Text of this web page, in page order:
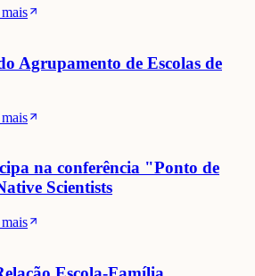
Agrupamento de Escolas de
na conferência "Ponto de
Scientists